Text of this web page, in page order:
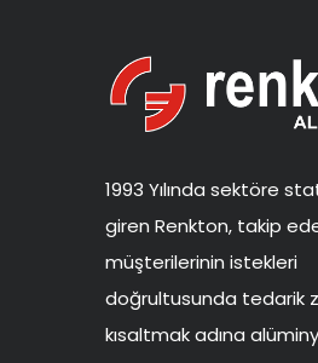
1993 Yılında sektöre
giren Renkton, takip
müşterilerinin istekleri
doğrultusunda tedarik
kısaltmak adına